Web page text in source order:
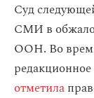
Суд
СМИ в
ООН. Во
отметила